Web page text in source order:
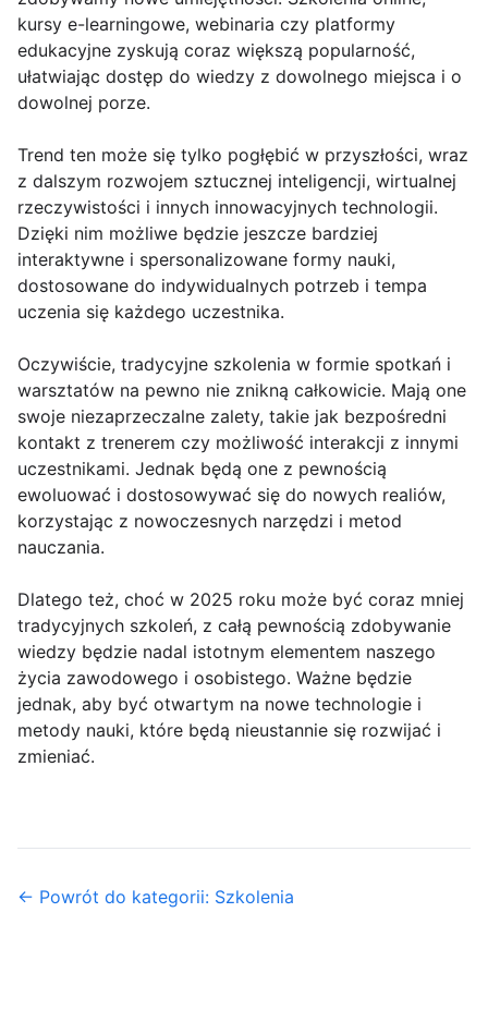
kursy e-learningowe, webinaria czy platformy
edukacyjne zyskują coraz większą popularność,
ułatwiając dostęp do wiedzy z dowolnego miejsca i o
dowolnej porze.
Trend ten może się tylko pogłębić w przyszłości, wraz
z dalszym rozwojem sztucznej inteligencji, wirtualnej
rzeczywistości i innych innowacyjnych technologii.
Dzięki nim możliwe będzie jeszcze bardziej
interaktywne i spersonalizowane formy nauki,
dostosowane do indywidualnych potrzeb i tempa
uczenia się każdego uczestnika.
Oczywiście, tradycyjne szkolenia w formie spotkań i
warsztatów na pewno nie znikną całkowicie. Mają one
swoje niezaprzeczalne zalety, takie jak bezpośredni
kontakt z trenerem czy możliwość interakcji z innymi
uczestnikami. Jednak będą one z pewnością
ewoluować i dostosowywać się do nowych realiów,
korzystając z nowoczesnych narzędzi i metod
nauczania.
Dlatego też, choć w 2025 roku może być coraz mniej
tradycyjnych szkoleń, z całą pewnością zdobywanie
wiedzy będzie nadal istotnym elementem naszego
życia zawodowego i osobistego. Ważne będzie
jednak, aby być otwartym na nowe technologie i
metody nauki, które będą nieustannie się rozwijać i
zmieniać.
← Powrót do kategorii: Szkolenia